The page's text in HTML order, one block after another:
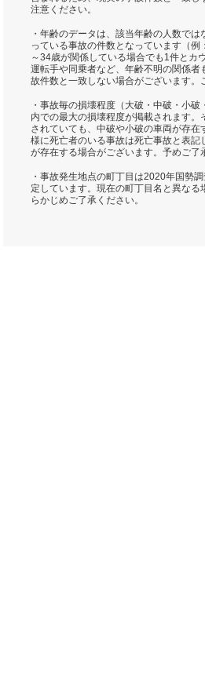
注意ください。
・年齢のデータは、該当年齢の人数で
っている事故の件数となっています（
～34歳が関係している場合でも1件とカ
運転手や同乗者など、年齢不明の関係者
故件数と一致しない場合がございます。
・事故毎の損壊程度（大破・中破・小
内での最大の損壊程度が掲載されます。
されていても、中破や小破の車両が存在
様に死亡者のいる事故は死亡事故と表記
が存在する場合がございます。予めご了
・事故発生地点の町丁目は2020年国勢
定しています。現在の町丁目名と異なる
らかじめご了承ください。